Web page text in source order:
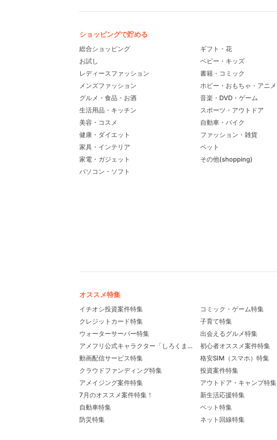
ショッピングで貯める
総合ショッピング
お試し
レディースファッション
メンズファッション
グルメ・食品・お酒
生活用品・キッチン
美容・コスメ
健康・ダイエット
家具・インテリア
家電・ガジェット
パソコン・ソフト
ギフト・花
ベビー・キッズ
書籍・コミック
ホビー・おもちゃ・アニメ
音楽・DVD・ゲーム
スポーツ・アウトドア
自動車・バイク
ファッション・雑貨
ペット
その他(shopping)
オススメ特集
イチオシ投資案件特集
クレジットカード特集
ウォーターサーバー特集
アメフリ公式キャラクター「しろくま先輩」プロフィール
動画配信サービス特集
クラウドファンディング特集
アメイジング案件特集
7月のオススメ案件特集！
自動車特集
防災特集
コミック・ゲーム特集
子育て特集
出会えるグルメ特集
初心者オススメ案件特集
格安SIM（スマホ）特集
投資案件特集
アウトドア・キャンプ特集
新生活応援特集
ペット特集
ネット回線特集